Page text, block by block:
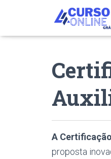
A
proposta